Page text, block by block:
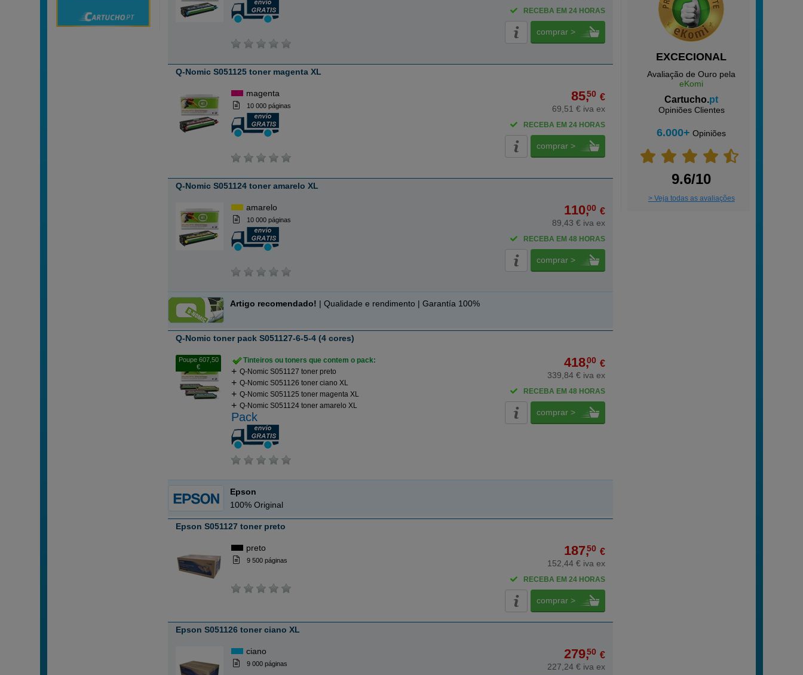
EXCECIONAL
Avaliação de Ouro pela
eKomi
Cartucho.pt
Opiniões Clientes
6.000+ Opiniões
9.6/10
> Veja todas as avaliações
RECEBA EM 24 HORAS
comprar >
Q-Nomic S051125 toner magenta XL
magenta
10 000 páginas
85,50 €
69,51 € iva ex
RECEBA EM 24 HORAS
comprar >
Q-Nomic S051124 toner amarelo XL
amarelo
10 000 páginas
110,00 €
89,43 € iva ex
RECEBA EM 48 HORAS
comprar >
Artigo recomendado! | Qualidade e rendimento | Garantía 100%
Q-Nomic toner pack S051127-6-5-4 (4 cores)
Poupe 607,50
€
Tinteiros ou toners que contem o pack:
Q-Nomic S051127 toner preto
Q-Nomic S051126 toner ciano XL
Q-Nomic S051125 toner magenta XL
Q-Nomic S051124 toner amarelo XL
Pack
418,00 €
339,84 € iva ex
RECEBA EM 48 HORAS
comprar >
Epson
100% Original
Epson S051127 toner preto
preto
9 500 páginas
187,50 €
152,44 € iva ex
RECEBA EM 24 HORAS
comprar >
Epson S051126 toner ciano XL
ciano
9 000 páginas
279,50 €
227,24 € iva ex